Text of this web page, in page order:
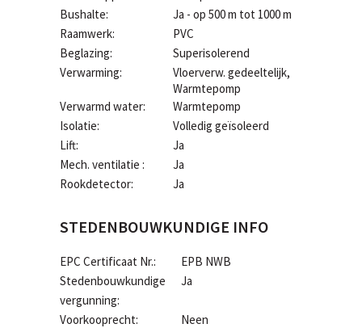
Bushalte:
Ja - op 500 m tot 1000 m
Raamwerk:
PVC
Beglazing:
Superisolerend
Verwarming:
Vloerverw. gedeeltelijk,
Warmtepomp
Verwarmd water:
Warmtepomp
Isolatie:
Volledig geïsoleerd
Lift:
Ja
Mech. ventilatie :
Ja
Rookdetector:
Ja
STEDENBOUWKUNDIGE INFO
EPC Certificaat Nr.:
EPB NWB
Stedenbouwkundige
vergunning:
Ja
Voorkooprecht:
Neen